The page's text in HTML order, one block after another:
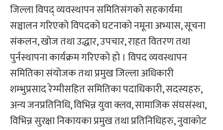
जिल्ला विपद् व्यवस्थापन समितिसंगको सहकार्यमा
सञ्चालन गरिएको विपदको घटनाको नमूना अभ्यास, सूचना
संकलन, खोज तथा उद्धार, उपचार, राहत वितरण तथा
पुर्नस्थापना कार्यक्रम गरिएको हो । विपद व्यवस्थापन
समितिका संयोजक तथा प्रमुख जिल्ला अधिकारी
शम्भुप्रसाद रेग्मीसहित समितिका पदाधिकारी, सदस्यहरु,
अन्य जनप्रतिनिधि, विभिन्न युवा क्लव, सामाजिक संघसंस्था,
विभिन्न सुरक्षा निकायका प्रमुख तथा प्रतिनिधिहरु, नुवाकोट